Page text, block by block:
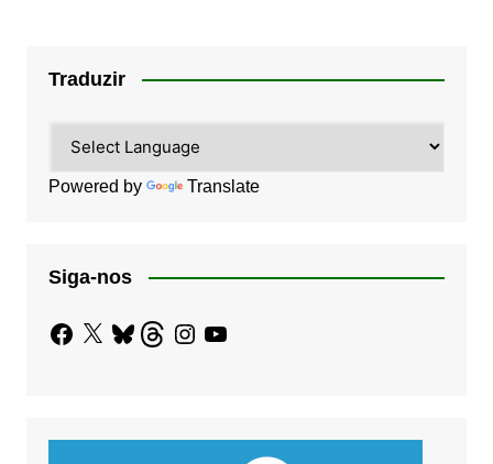
Traduzir
Powered by Translate
Siga-nos
Facebook
X BlueskyThreadsInstagram
YouTube